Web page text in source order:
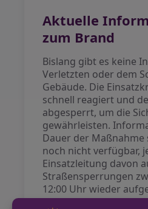
Aktuelle
zum Brand
Bislang gibt es keine
Verletzten oder dem
Gebäude. Die
schnell reagiert und
abgesperrt, um die
gewährleisten.
Dauer der Maßnahme
noch nicht verfügbar,
Einsatzleitung davon
Straßensperrungen
12:00 Uhr wieder
können.